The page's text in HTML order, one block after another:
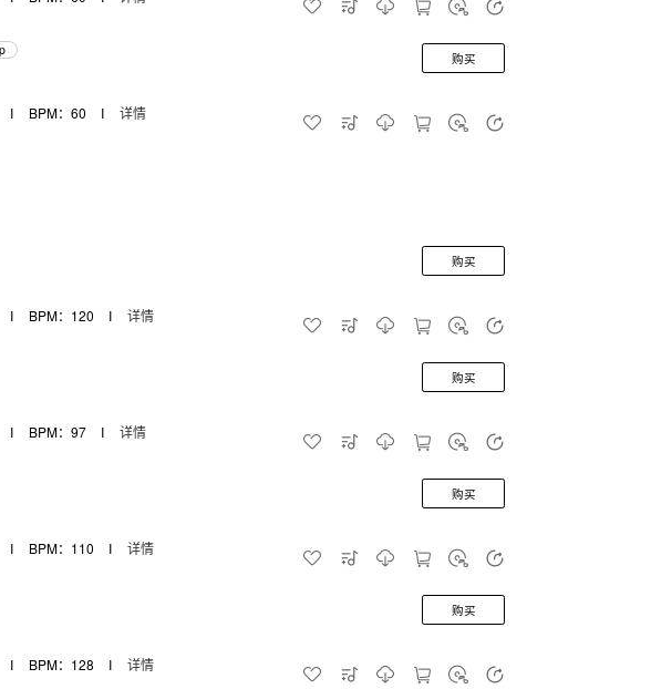
I BPM：60 I 详情
购买
I BPM：120 I 详情
购买
I BPM：97 I 详情
购买
I BPM：110 I 详情
购买
I BPM：128 I 详情
购买